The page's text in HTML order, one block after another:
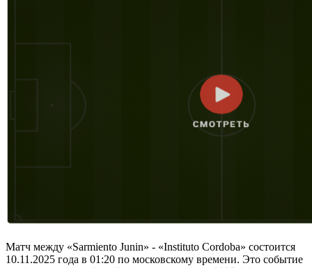
Матч между «Sarmiento Junin» - «Instituto Cordoba» состоится
10.11.2025 года в 01:20 по московскому времени. Это событие